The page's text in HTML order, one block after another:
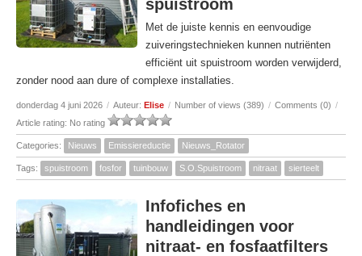
spuistroom
Met de juiste kennis en eenvoudige
zuiveringstechnieken kunnen nutriënten
efficiënt uit spuistroom worden verwijderd,
zonder nood aan dure of complexe installaties.
donderdag 4 juni 2026 / Auteur: Elise / Number of views (389) / Comments (0) /
Article rating: No rating
Categories: Nieuws Emissiereductie Nieuws_Rotator
Tags: spuistroom fosfor tuinbouw S.O.Spuistroom nitraat sierteelt
Infofiches en
handleidingen voor
nitraat- en fosfaatfilters